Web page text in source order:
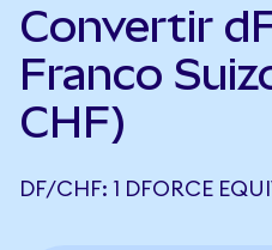
Convertir
Franco
CHF)
DF/CHF: 1 DFORCE